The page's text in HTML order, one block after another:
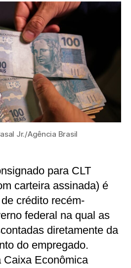
Jr./Agência Brasil
para CLT
carteira assinada) é
crédito recém-
federal na qual as
diretamente da
do empregado.
Caixa Econômica